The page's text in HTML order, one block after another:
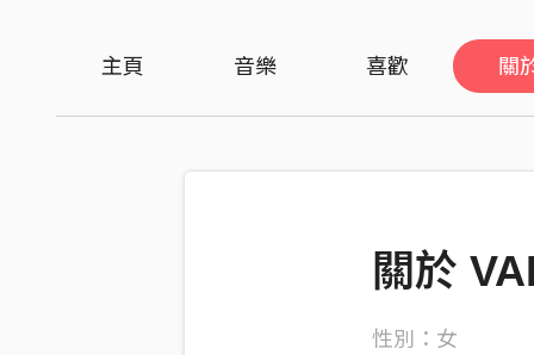
主頁 音樂 喜歡 關
關於
性別：女